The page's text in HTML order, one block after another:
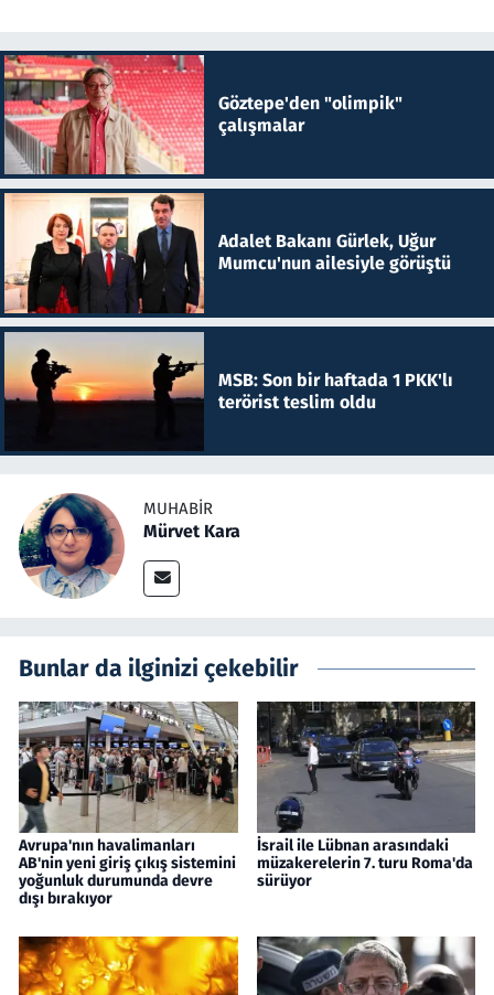
Göztepe'den "olimpik"
çalışmalar
Adalet Bakanı Gürlek, Uğur
Mumcu'nun ailesiyle görüştü
MSB: Son bir haftada 1 PKK'lı
terörist teslim oldu
MUHABIR
Mürvet Kara
Bunlar da ilginizi çekebilir
Avrupa'nın havalimanları
AB'nin yeni giriş çıkış sistemini
yoğunluk durumunda devre
dışı bırakıyor
İsrail ile Lübnan arasındaki
müzakerelerin 7. turu Roma'da
sürüyor